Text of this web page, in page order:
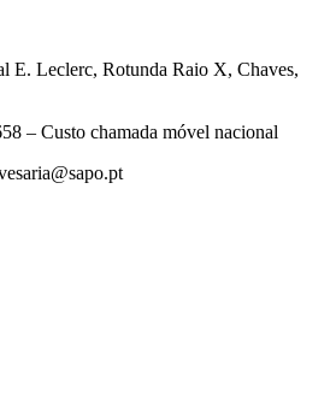
E. Leclerc, Rotunda Raio X, Chaves,
– Custo chamada móvel nacional